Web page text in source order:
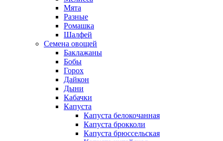
Мята
Разные
Ромашка
Шалфей
Семена овощей
Баклажаны
Бобы
Горох
Дайкон
Дыни
Кабачки
Капуста
Капуста белокочанная
Капуста брокколи
Капуста брюссельская